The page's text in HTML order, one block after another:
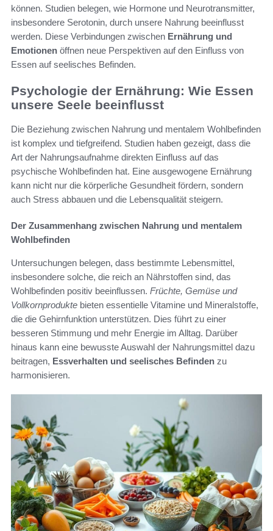
können. Studien belegen, wie Hormone und Neurotransmitter,
insbesondere Serotonin, durch unsere Nahrung beeinflusst
werden. Diese Verbindungen zwischen Ernährung und
Emotionen öffnen neue Perspektiven auf den Einfluss von
Essen auf seelisches Befinden.
Psychologie der Ernährung: Wie Essen
unsere Seele beeinflusst
Die Beziehung zwischen Nahrung und mentalem Wohlbefinden
ist komplex und tiefgreifend. Studien haben gezeigt, dass die
Art der Nahrungsaufnahme direkten Einfluss auf das
psychische Wohlbefinden hat. Eine ausgewogene Ernährung
kann nicht nur die körperliche Gesundheit fördern, sondern
auch Stress abbauen und die Lebensqualität steigern.
Der Zusammenhang zwischen Nahrung und mentalem
Wohlbefinden
Untersuchungen belegen, dass bestimmte Lebensmittel,
insbesondere solche, die reich an Nährstoffen sind, das
Wohlbefinden positiv beeinflussen. Früchte, Gemüse und
Vollkornprodukte bieten essentielle Vitamine und Mineralstoffe,
die die Gehirnfunktion unterstützen. Dies führt zu einer
besseren Stimmung und mehr Energie im Alltag. Darüber
hinaus kann eine bewusste Auswahl der Nahrungsmittel dazu
beitragen, Essverhalten und seelisches Befinden zu
harmonisieren.